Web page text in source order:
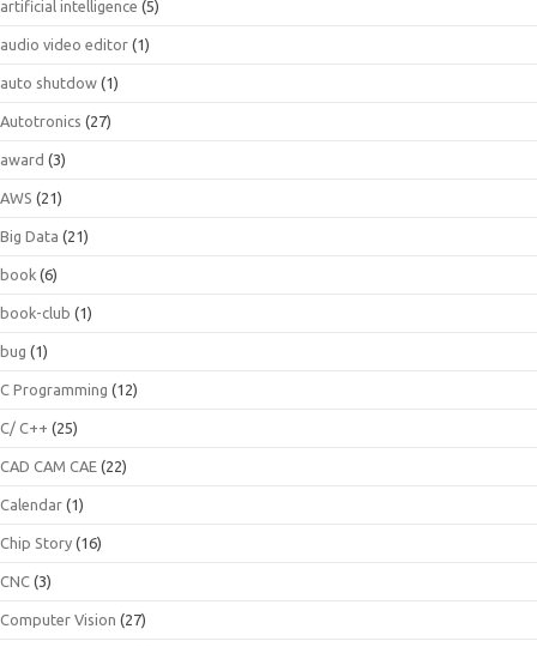
artificial intelligence (5)
audio video editor (1)
auto shutdow (1)
Autotronics (27)
award (3)
AWS (21)
Big Data (21)
book (6)
book-club (1)
bug (1)
C Programming (12)
C/ C++ (25)
CAD CAM CAE (22)
Calendar (1)
Chip Story (16)
CNC (3)
Computer Vision (27)